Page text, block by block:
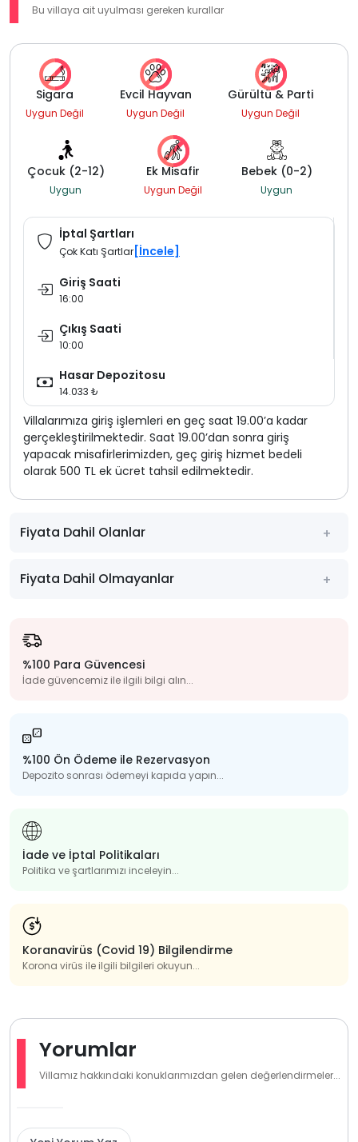
Bu villaya ait uyulması gereken kurallar
Sigara
Uygun Değil
Evcil Hayvan
Uygun Değil
Gürültü & Parti
Uygun Değil
Çocuk (2-12)
Uygun
Ek Misafir
Uygun Değil
Bebek (0-2)
Uygun
İptal Şartları
Çok Katı Şartlar [İncele]
Giriş Saati
16:00
Çıkış Saati
10:00
Hasar Depozitosu
14.033 ₺
Villalarımıza giriş işlemleri en geç saat 19.00’a kadar
gerçekleştirilmektedir. Saat 19.00’dan sonra giriş
yapacak misafirlerimizden, geç giriş hizmet bedeli
olarak 500 TL ek ücret tahsil edilmektedir.
Fiyata Dahil Olanlar
Fiyata Dahil Olmayanlar
%100 Para Güvencesi
İade güvencemiz ile ilgili bilgi alın...
%100 Ön Ödeme ile Rezervasyon
Depozito sonrası ödemeyi kapıda yapın...
İade ve İptal Politikaları
Politika ve şartlarımızı inceleyin...
Koranavirüs (Covid 19) Bilgilendirme
Korona virüs ile ilgili bilgileri okuyun...
Yorumlar
Villamız hakkındaki konuklarımızdan gelen değerlendirmeler...